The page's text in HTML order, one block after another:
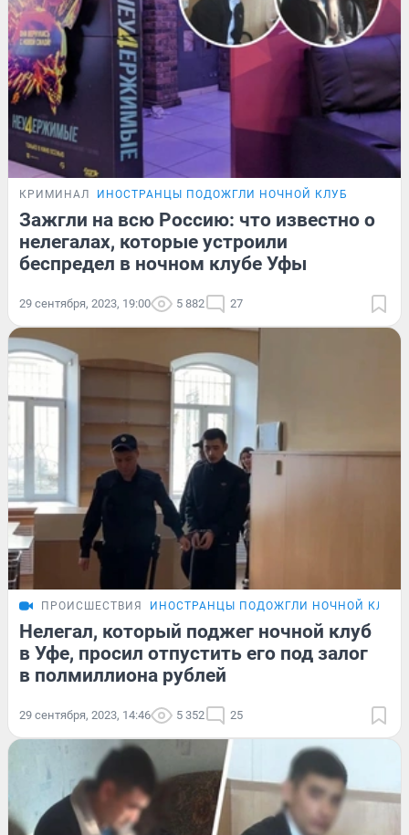
КРИМИНАЛ ИНОСТРАНЦЫ ПОДОЖГЛИ НОЧНОЙ КЛУБ
Зажгли на всю Россию: что известно о
нелегалах, которые устроили
беспредел в ночном клубе Уфы
29 сентября, 2023, 19:00 5 882 27
ПРОИСШЕСТВИЯ ИНОСТРАНЦЫ ПОДОЖГЛИ НОЧНОЙ КЛУБ
Нелегал, который поджег ночной клуб
в Уфе, просил отпустить его под залог
в полмиллиона рублей
29 сентября, 2023, 14:46 5 352 25